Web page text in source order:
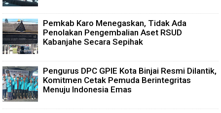
Pemkab Karo Menegaskan, Tidak Ada
Penolakan Pengembalian Aset RSUD
Kabanjahe Secara Sepihak
Pengurus DPC GPIE Kota Binjai Resmi Dilantik,
Komitmen Cetak Pemuda Berintegritas
Menuju Indonesia Emas